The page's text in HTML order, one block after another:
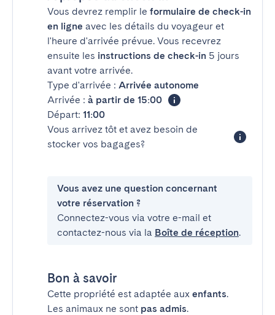
Vous devrez remplir le formulaire de check-in
en ligne avec les détails du voyageur et
l'heure d'arrivée prévue. Vous recevrez
ensuite les instructions de check-in 5 jours
avant votre arrivée.
Type d'arrivée : Arrivée autonome
Arrivée : à partir de 15:00
Départ: 11:00
Vous arrivez tôt et avez besoin de
stocker vos bagages?
Vous avez une question concernant
votre réservation ?
Connectez-vous via votre e-mail et
contactez-nous via la Boîte de réception.
Bon à savoir
Cette propriété est adaptée aux enfants.
Les animaux ne sont pas admis.